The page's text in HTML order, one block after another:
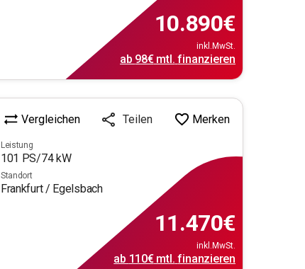
10.890€
inkl.MwSt.
ab 98€mtl. finanzieren
Vergleichen Teilen Merken
Leistung
101 PS/74kW
Standort
Frankfurt / Egelsbach
11.470€
inkl.MwSt.
ab 110€mtl. finanzieren